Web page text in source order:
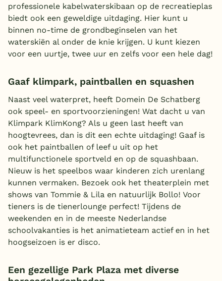
professionele kabelwaterskibaan op de recreatieplas
biedt ook een geweldige uitdaging. Hier kunt u
binnen no-time de grondbeginselen van het
waterskiën al onder de knie krijgen. U kunt kiezen
voor een uurtje, twee uur en zelfs voor een hele dag!
Gaaf klimpark, paintballen en squashen
Naast veel waterpret, heeft Domein De Schatberg
ook speel- en sportvoorzieningen! Wat dacht u van
Klimpark KlimKong? Als u geen last heeft van
hoogtevrees, dan is dit een echte uitdaging! Gaaf is
ook het paintballen of leef u uit op het
multifunctionele sportveld en op de squashbaan.
Nieuw is het speelbos waar kinderen zich urenlang
kunnen vermaken. Bezoek ook het theaterplein met
shows van Tommie & Lila en natuurlijk Bollo! Voor
tieners is de tienerlounge perfect! Tijdens de
weekenden en in de meeste Nederlandse
schoolvakanties is het animatieteam actief en in het
hoogseizoen is er disco.
Een gezellige Park Plaza met diverse